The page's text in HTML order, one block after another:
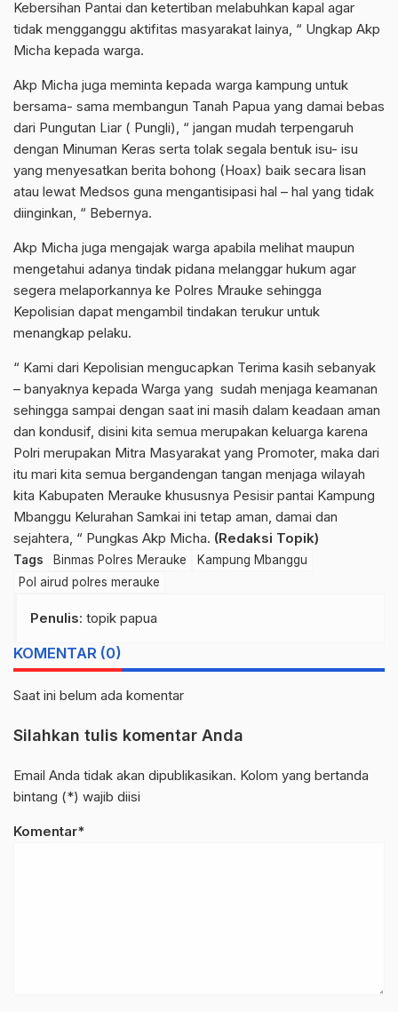
Kebersihan Pantai dan ketertiban melabuhkan kapal agar
tidak mengganggu aktifitas masyarakat lainya, “ Ungkap Akp
Micha kepada warga.
Akp Micha juga meminta kepada warga kampung untuk
bersama- sama membangun Tanah Papua yang damai bebas
dari Pungutan Liar ( Pungli), “ jangan mudah terpengaruh
dengan Minuman Keras serta tolak segala bentuk isu- isu
yang menyesatkan berita bohong (Hoax) baik secara lisan
atau lewat Medsos guna mengantisipasi hal – hal yang tidak
diinginkan, “ Bebernya.
Akp Micha juga mengajak warga apabila melihat maupun
mengetahui adanya tindak pidana melanggar hukum agar
segera melaporkannya ke Polres Mrauke sehingga
Kepolisian dapat mengambil tindakan terukur untuk
menangkap pelaku.
“ Kami dari Kepolisian mengucapkan Terima kasih sebanyak
– banyaknya kepada Warga yang sudah menjaga keamanan
sehingga sampai dengan saat ini masih dalam keadaan aman
dan kondusif, disini kita semua merupakan keluarga karena
Polri merupakan Mitra Masyarakat yang Promoter, maka dari
itu mari kita semua bergandengan tangan menjaga wilayah
kita Kabupaten Merauke khususnya Pesisir pantai Kampung
Mbanggu Kelurahan Samkai ini tetap aman, damai dan
sejahtera, “ Pungkas Akp Micha. (Redaksi Topik)
Tags Binmas Polres Merauke
Kampung Mbanggu
Pol airud polres merauke
Penulis: topik papua
KOMENTAR (0)
Saat ini belum ada komentar
Silahkan tulis komentar Anda
Email Anda tidak akan dipublikasikan. Kolom yang bertanda
bintang (*) wajib diisi
Komentar*